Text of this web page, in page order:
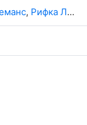
, Рифка Лодейзен